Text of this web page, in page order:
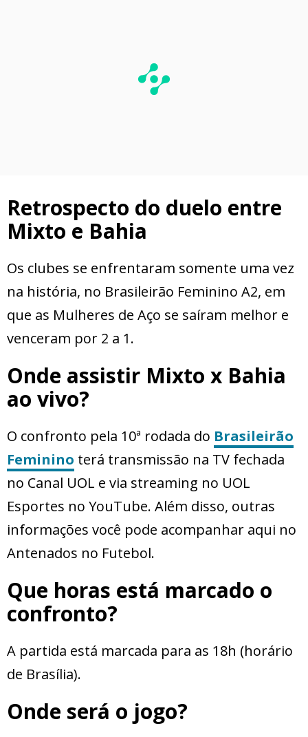
Retrospecto do duelo entre
Mixto e Bahia
Os clubes se enfrentaram somente uma vez
na história, no Brasileirão Feminino A2, em
que as Mulheres de Aço se saíram melhor e
venceram por 2 a 1.
Onde assistir Mixto x Bahia
ao vivo?
O confronto pela 10ª rodada do Brasileirão
Feminino terá transmissão na TV fechada
no Canal UOL e via streaming no UOL
Esportes no YouTube. Além disso, outras
informações você pode acompanhar aqui no
Antenados no Futebol.
Que horas está marcado o
confronto?
A partida está marcada para as 18h (horário
de Brasília).
Onde será o jogo?